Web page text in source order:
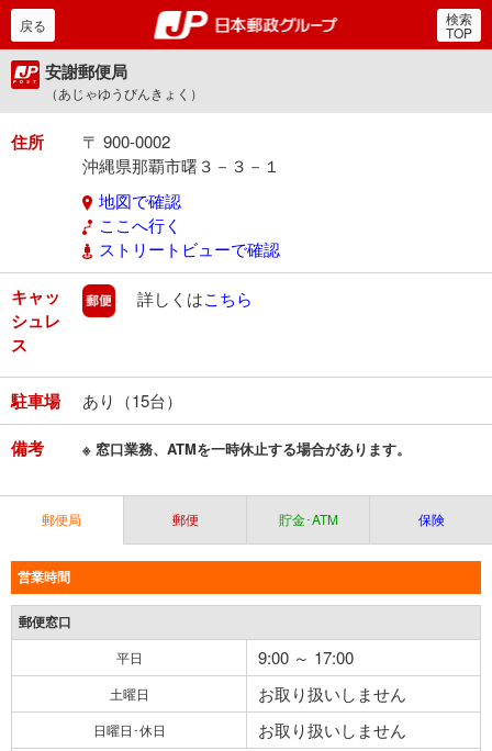
郵便局・日本郵政グルー
戻る 検索
TOP
安謝郵便局
（あじゃゆうびんきょく）
住所
〒 900-0002
沖縄県那覇市曙３－３－１
地図で確認
ここへ行く
ストリートビューで確認
キャッ
シュレ
ス
郵便
詳しくはこちら
駐車場 あり（15台）
備考 ※ 窓口業務、ATMを一時休止する場合があります。
郵便局 郵便 貯金･ATM 保険
営業時間
郵便窓口
平日 9:00 ～ 17:00
土曜日 お取り扱いしません
日曜日･休日 お取り扱いしません